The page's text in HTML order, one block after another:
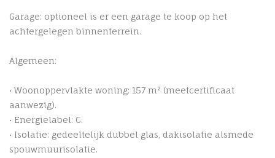
Garage: optioneel is er een garage te koop op het
achtergelegen binnenterrein.
Algemeen:
• Woonoppervlakte woning: 157 m² (meetcertificaat
aanwezig).
• Energielabel: C.
• Isolatie: gedeeltelijk dubbel glas, dakisolatie alsmede
spouwmuurisolatie.